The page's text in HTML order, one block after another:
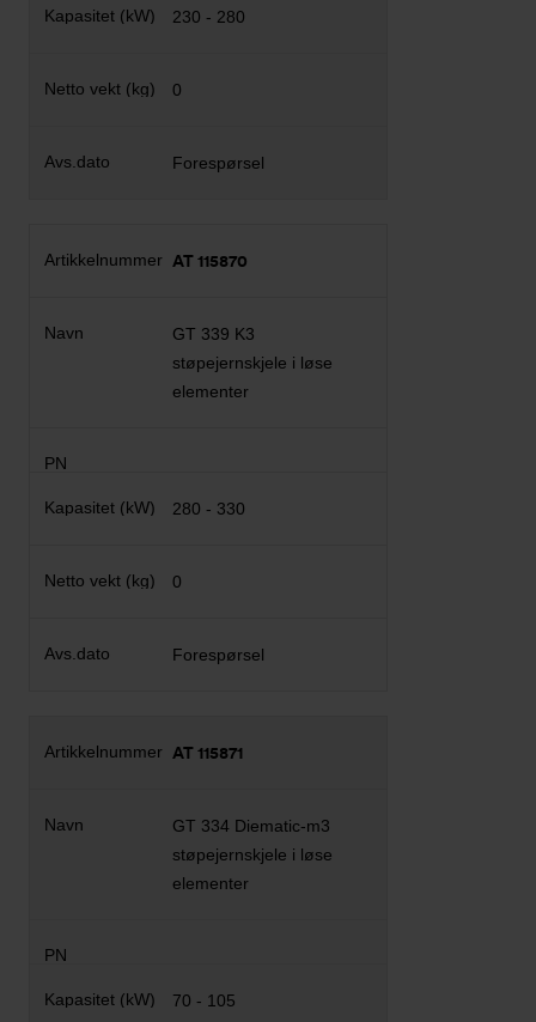
230 - 280
0
Forespørsel
AT 115870
GT 339 K3
støpejernskjele i løse
elementer
280 - 330
0
Forespørsel
AT 115871
GT 334 Diematic-m3
støpejernskjele i løse
elementer
70 - 105